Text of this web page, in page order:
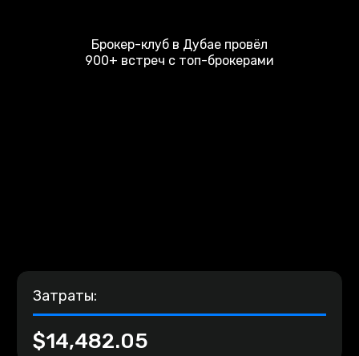
Брокер-клуб в Дубае провёл
900+ встреч с топ-брокерами
Затраты:
$14,482.05